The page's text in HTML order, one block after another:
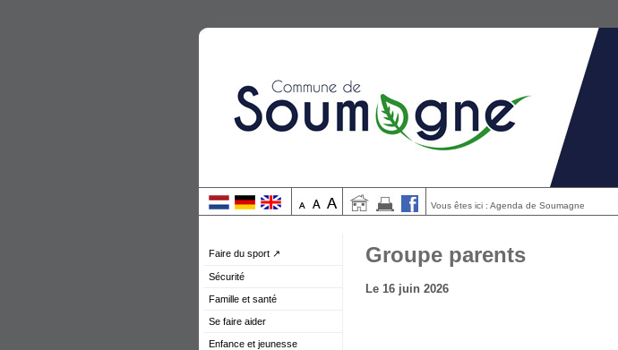
Vous êtes ici : Agenda de Soumagne
Faire du sport ↗
Sécurité
Famille et santé
Se faire aider
Enfance et jeunesse
Groupe parents
Le 16 juin 2026